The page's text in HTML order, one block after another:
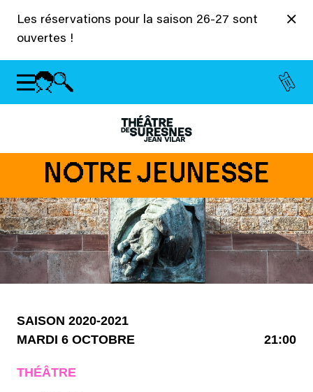
Les réservations pour la saison 26-27 sont
ouvertes !
NOTRE JEUNESSE
SAISON 2020-2021
MARDI 6 OCTOBRE
21:00
THÉÂTRE